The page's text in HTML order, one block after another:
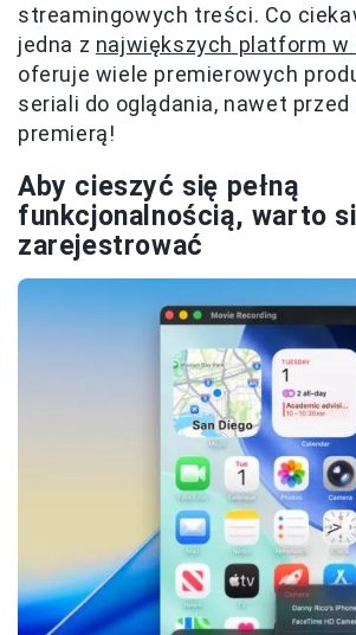
streamingowych treści. Co
jedna z największych platform w
oferuje wiele premierowych
seriali do oglądania, nawet
premierą!
Aby cieszyć się pełną
funkcjonalnością, warto
zarejestrować